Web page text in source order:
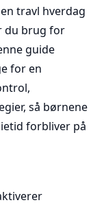
travl hverdag
du brug for
guide
for en
så børnene
forbliver på